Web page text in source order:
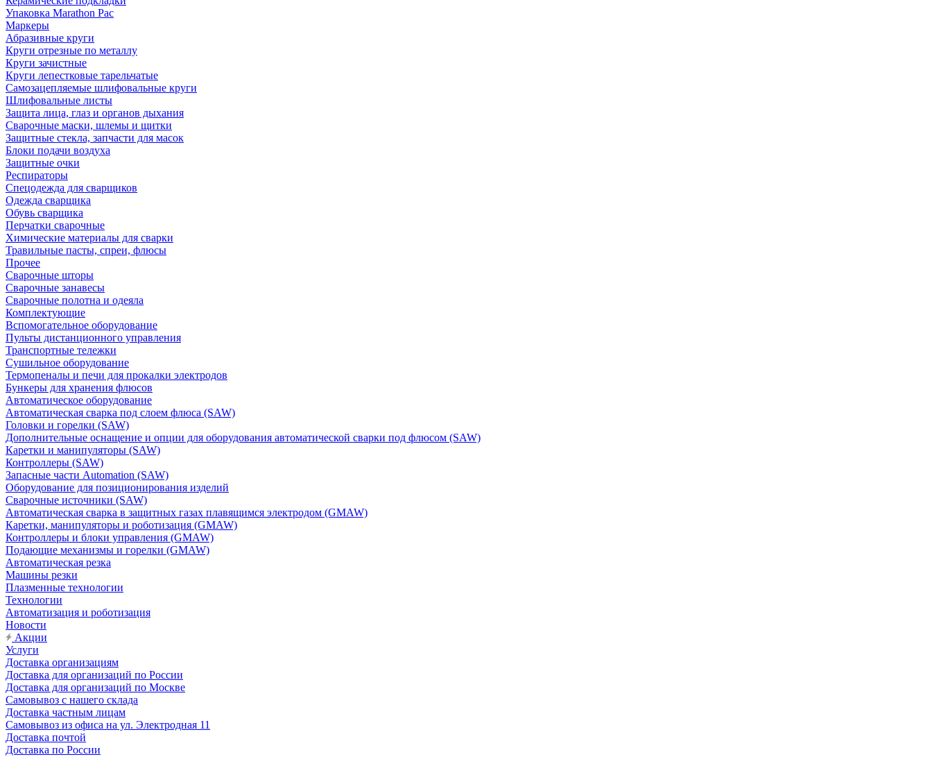
Упаковка Marathon Pac
Маркеры
Абразивные круги
Круги отрезные по металлу
Круги зачистные
Круги лепестковые тарельчатые
Самозацепляемые шлифовальные круги
Шлифовальные листы
Защита лица, глаз и органов дыхания
Сварочные маски, шлемы и щитки
Защитные стекла, запчасти для масок
Блоки подачи воздуха
Защитные очки
Респираторы
Спецодежда для сварщиков
Одежда сварщика
Обувь сварщика
Перчатки сварочные
Химические материалы для сварки
Травильные пасты, спреи, флюсы
Прочее
Сварочные шторы
Сварочные занавесы
Сварочные полотна и одеяла
Комплектующие
Вспомогательное оборудование
Пульты дистанционного управления
Транспортные тележки
Сушильное оборудование
Термопеналы и печи для прокалки электродов
Бункеры для хранения флюсов
Автоматическое оборудование
Автоматическая сварка под слоем флюса (SAW)
Головки и горелки (SAW)
Дополнительные оснащение и опции для оборудования автоматической сварки под флюсом (SAW)
Каретки и манипуляторы (SAW)
Контроллеры (SAW)
Запасные части Automation (SAW)
Оборудование для позиционирования изделий
Сварочные источники (SAW)
Автоматическая сварка в защитных газах плавящимся электродом (GMAW)
Каретки, манипуляторы и роботизация (GMAW)
Контроллеры и блоки управления (GMAW)
Подающие механизмы и горелки (GMAW)
Автоматическая резка
Машины резки
Плазменные технологии
Технологии
Автоматизация и роботизация
Новости
Акции
Услуги
Доставка организациям
Доставка для организаций по России
Доставка для организаций по Москве
Самовывоз с нашего склада
Доставка частным лицам
Самовывоз из офиса на ул. Электродная 11
Доставка почтой
Доставка по России